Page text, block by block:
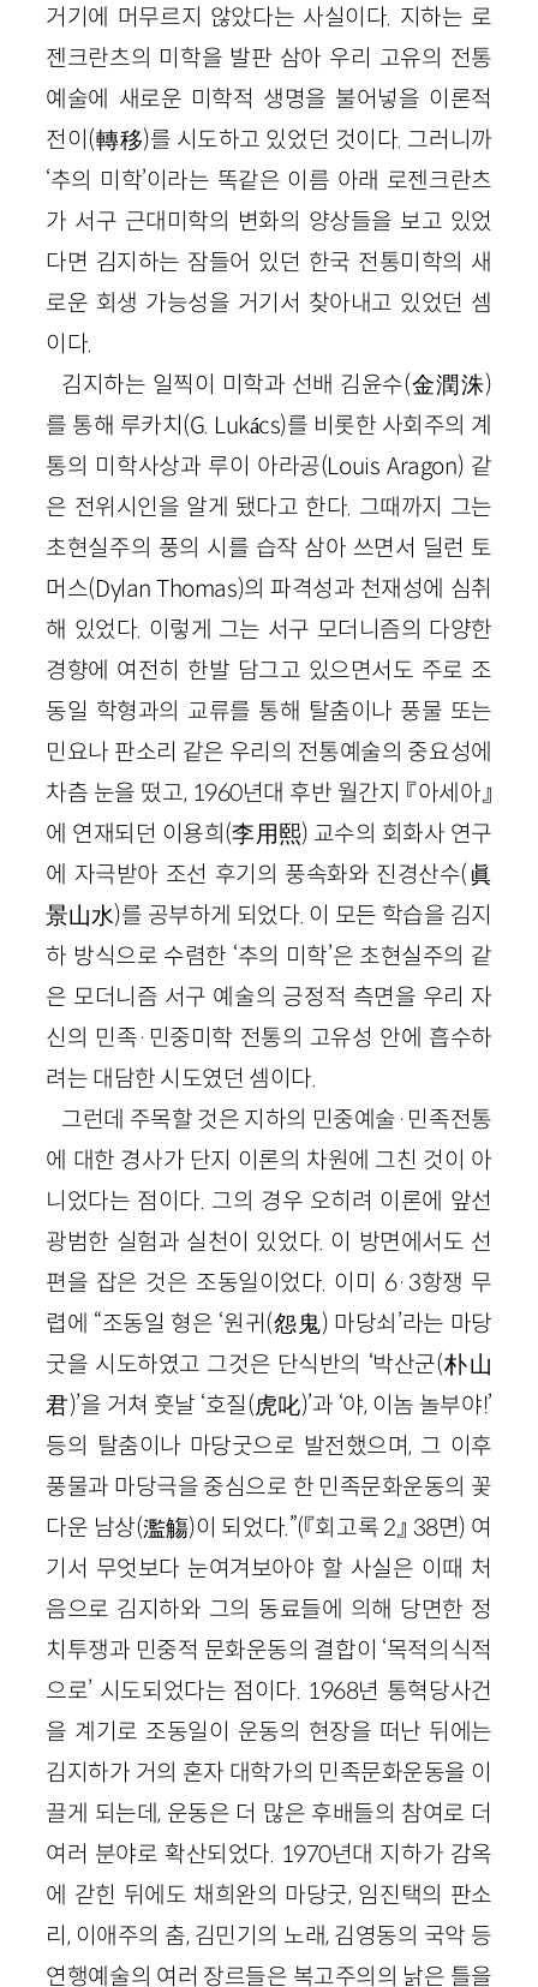
거기에 머무르지 않았다는 사실이다. 지하는 로
젠크란츠의 미학을 발판 삼아 우리 고유의 전통
예술에 새로운 미학적 생명을 불어넣을 이론적
전이(轉移)를 시도하고 있었던 것이다. 그러니까
‘추의 미학’이라는 똑같은 이름 아래 로젠크란츠
가 서구 근대미학의 변화의 양상들을 보고 있었
다면 김지하는 잠들어 있던 한국 전통미학의 새
로운 회생 가능성을 거기서 찾아내고 있었던 셈
이다.
김지하는 일찍이 미학과 선배 김윤수(金潤洙)
를 통해 루카치(G. Lukács)를 비롯한 사회주의 계
통의 미학사상과 루이 아라공(Louis Aragon) 같
은 전위시인을 알게 됐다고 한다. 그때까지 그는
초현실주의 풍의 시를 습작 삼아 쓰면서 딜런 토
머스(Dylan Thomas)의 파격성과 천재성에 심취
해 있었다. 이렇게 그는 서구 모더니즘의 다양한
경향에 여전히 한발 담그고 있으면서도 주로 조
동일 학형과의 교류를 통해 탈춤이나 풍물 또는
민요나 판소리 같은 우리의 전통예술의 중요성에
차츰 눈을 떴고, 1960년대 후반 월간지 『아세아』
에 연재되던 이용희(李用熙) 교수의 회화사 연구
에 자극받아 조선 후기의 풍속화와 진경산수(眞
景山水)를 공부하게 되었다. 이 모든 학습을 김지
하 방식으로 수렴한 ‘추의 미학’은 초현실주의 같
은 모더니즘 서구 예술의 긍정적 측면을 우리 자
신의 민족·민중미학 전통의 고유성 안에 흡수하
려는 대담한 시도였던 셈이다.
그런데 주목할 것은 지하의 민중예술·민족전통
에 대한 경사가 단지 이론의 차원에 그친 것이 아
니었다는 점이다. 그의 경우 오히려 이론에 앞선
광범한 실험과 실천이 있었다. 이 방면에서도 선
편을 잡은 것은 조동일이었다. 이미 6·3항쟁 무
렵에 “조동일 형은 ‘원귀(怨鬼) 마당쇠’라는 마당
굿을 시도하였고 그것은 단식반의 ‘박산군(朴山
君)’을 거쳐 훗날 ‘호질(虎叱)’과 ‘야, 이놈 놀부야!’
등의 탈춤이나 마당굿으로 발전했으며, 그 이후
풍물과 마당극을 중심으로 한 민족문화운동의 꽃
다운 남상(濫觴)이 되었다.”(『회고록 2』 38면) 여
기서 무엇보다 눈여겨보아야 할 사실은 이때 처
음으로 김지하와 그의 동료들에 의해 당면한 정
치투쟁과 민중적 문화운동의 결합이 ‘목적의식적
으로’ 시도되었다는 점이다. 1968년 통혁당사건
을 계기로 조동일이 운동의 현장을 떠난 뒤에는
김지하가 거의 혼자 대학가의 민족문화운동을 이
끌게 되는데, 운동은 더 많은 후배들의 참여로 더
여러 분야로 확산되었다. 1970년대 지하가 감옥
에 갇힌 뒤에도 채희완의 마당굿, 임진택의 판소
리, 이애주의 춤, 김민기의 노래, 김영동의 국악 등
연행예술의 여러 장르들은 복고주의의 낡은 틀을